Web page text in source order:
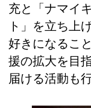
充と「ナマイ
ト」を立ち上
好きになるこ
援の拡大を目
届ける活動も